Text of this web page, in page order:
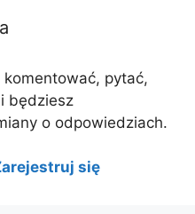
pytać,
będziesz
o odpowiedziach.
się